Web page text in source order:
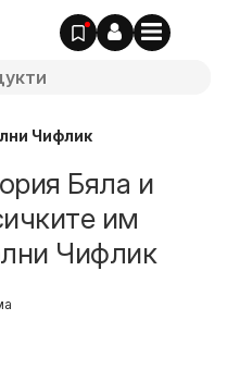
Чифлик
Бяла и
им
Чифлик